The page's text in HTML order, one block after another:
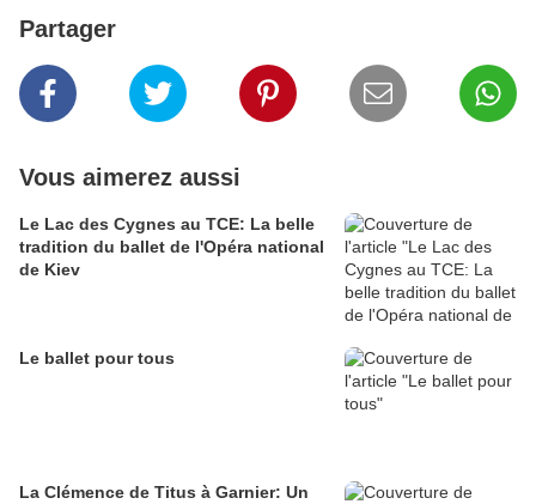
Partager
Vous aimerez aussi
Le Lac des Cygnes au TCE: La belle
tradition du ballet de l'Opéra national
de Kiev
Le ballet pour tous
La Clémence de Titus à Garnier: Un